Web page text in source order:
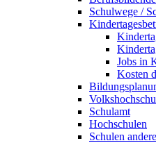
Schulwege /
Jobs in
Kosten
Schulamt
Hochschulen
Schulen